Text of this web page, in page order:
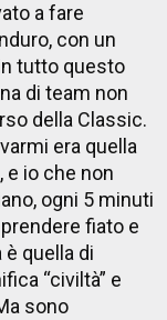
a fare
con un
tutto questo
di team non
della Classic.
era quella
e io che non
ogni 5 minuti
fiato e
è quella di
“civiltà” e
sono